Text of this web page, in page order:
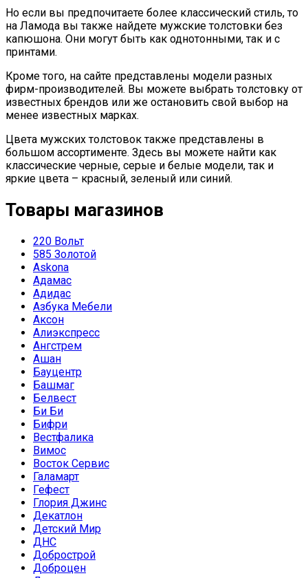
Но если вы предпочитаете более классический стиль, то
на Ламода вы также найдете мужские толстовки без
капюшона. Они могут быть как однотонными, так и с
принтами.
Кроме того, на сайте представлены модели разных
фирм-производителей. Вы можете выбрать толстовку от
известных брендов или же остановить свой выбор на
менее известных марках.
Цвета мужских толстовок также представлены в
большом ассортименте. Здесь вы можете найти как
классические черные, серые и белые модели, так и
яркие цвета – красный, зеленый или синий.
Товары магазинов
220 Вольт
585 Золотой
Askona
Адамас
Адидас
Азбука Мебели
Аксон
Алиэкспресс
Ангстрем
Ашан
Бауцентр
Башмаг
Белвест
Би Би
Бифри
Вестфалика
Вимос
Восток Сервис
Галамарт
Гефест
Глория Джинс
Декатлон
Детский Мир
ДНС
Добрострой
Доброцен